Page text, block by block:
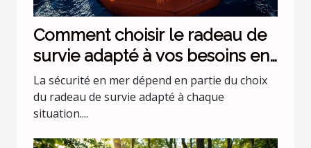
Comment choisir le radeau de
survie adapté à vos besoins en
mer ?
La sécurité en mer dépend en partie du choix
du radeau de survie adapté à chaque
situation....